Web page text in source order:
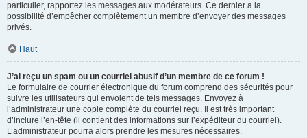
particulier, rapportez les messages aux modérateurs. Ce dernier a la
possibilité d’empêcher complètement un membre d’envoyer des messages
privés.
Haut
J’ai reçu un spam ou un courriel abusif d’un membre de ce forum !
Le formulaire de courrier électronique du forum comprend des sécurités pour
suivre les utilisateurs qui envoient de tels messages. Envoyez à
l’administrateur une copie complète du courriel reçu. Il est très important
d’inclure l’en-tête (il contient des informations sur l’expéditeur du courriel).
L’administrateur pourra alors prendre les mesures nécessaires.